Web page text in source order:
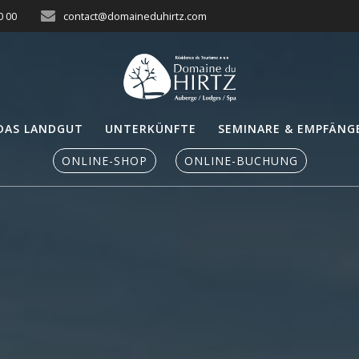
00 contact@domaineduhirtz.com
LANDGUT UNTERKÜNFTE SEMINARE &
ONLINE-SHOP ONLINE-BUCHUNG